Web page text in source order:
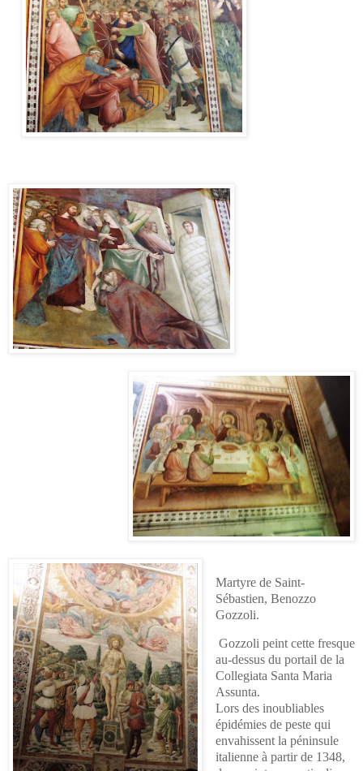
Martyre de Saint-
Sébastien, Benozzo
Gozzoli.
Gozzoli peint cette fresque
au-dessus du portail de la
Collegiata Santa Maria
Assunta.
Lors des inoubliables
épidémies de peste qui
envahissent la péninsule
italienne à partir de 1348,